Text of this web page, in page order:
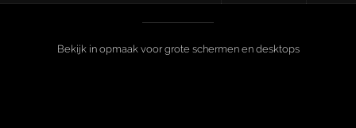
Bekijk in opmaak voor grote schermen en desktops